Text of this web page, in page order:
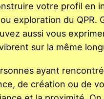
votre profil en
exploration du
aussi vous
sur la même
ayant
de création ou de